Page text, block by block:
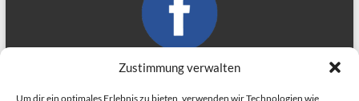
Zustimmung verwalten
Um dir ein optimales Erlebnis zu bieten, verwenden wir Technologien wie